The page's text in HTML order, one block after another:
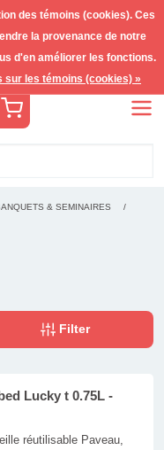
Panier
& SEMINAIRES
Filter
Lucky t 0.75L -
réutilisable Paveau,
des témoins (cookies). Ces
la provenance de notre
d'en améliorer les fonctions.
sur les témoins (cookies) »